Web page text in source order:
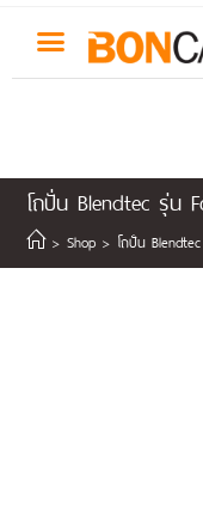
โถปั่น Blendtec รุ่น
> Shop > โถปั่น